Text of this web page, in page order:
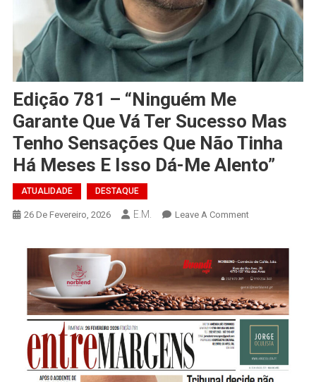
Edição 781 – “Ninguém Me
Garante Que Vá Ter Sucesso Mas
Tenho Sensações Que Não Tinha
Há Meses E Isso Dá-Me Alento”
ATUALIDADE DESTAQUE
26 De Fevereiro, 2026 E.M. Leave A CommentOn
781
–
“Ninguém
Me
Garante
Que
Vá
Ter
Sucesso